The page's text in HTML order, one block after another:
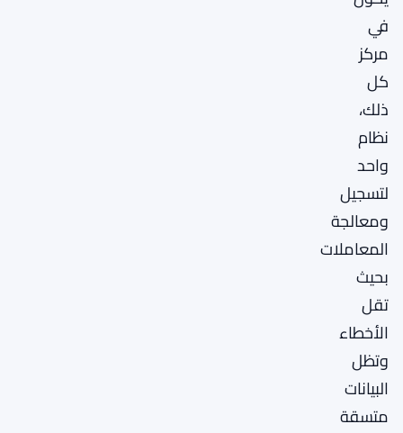
في
مركز
كل
ذلك،
نظام
واحد
لتسجيل
ومعالجة
المعاملات
بحيث
تقل
الأخطاء
وتظل
البيانات
متسقة